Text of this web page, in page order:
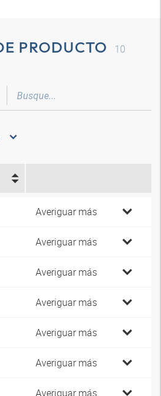
PRODUCTO
10
Averiguar más
Averiguar más
Averiguar más
Averiguar más
Averiguar más
Averiguar más
Averiguar más